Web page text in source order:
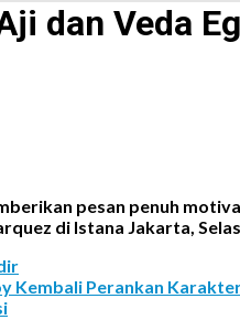
dan Veda
pesan penuh
di Istana Jakarta,
Kembali Perankan